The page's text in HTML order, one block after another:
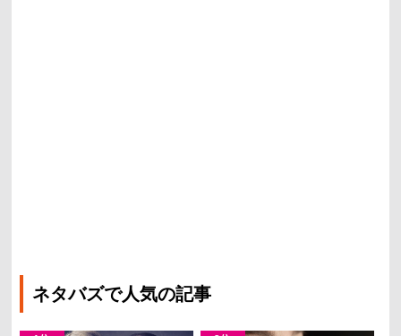
ネタバズで人気の記事